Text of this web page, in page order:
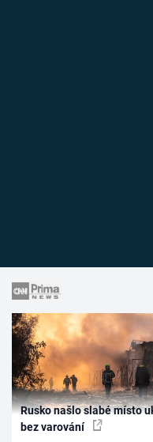
Rusko našlo slabé místo
bez varování